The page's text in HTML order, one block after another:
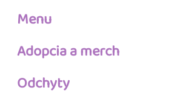
Menu
Adopcia a merch
Odchyty